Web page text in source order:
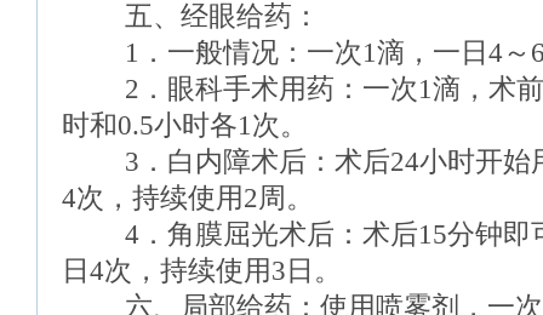
五、经眼给药：
1．一般情况：一次1滴，一日4～
2．眼科手术用药：一次1滴，术前
时和0.5小时各1次。
3．白内障术后：术后24小时开始
4次，持续使用2周。
4．角膜屈光术后：术后15分钟即
日4次，持续使用3日。
六、局部给药：使用喷雾剂，一次